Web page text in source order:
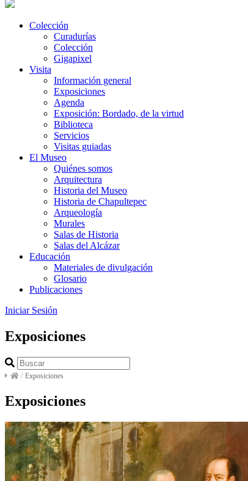
Colección
Curadurías
Colección
Gigapixel
Visita
Información general
Exposiciones
Agenda
Exposición: Bordado, de la virtud
Biblioteca
Servicios
Visitas guiadas
El Museo
Quiénes somos
Arquitectura
Historia del Museo
Historia de Chapultepec
Arqueología
Murales
Salas de Historia
Salas del Alcázar
Educación
Materiales de divulgación
Glosario
Publicaciones
Iniciar Sesión
Exposiciones
/ Exposiciones
Exposiciones